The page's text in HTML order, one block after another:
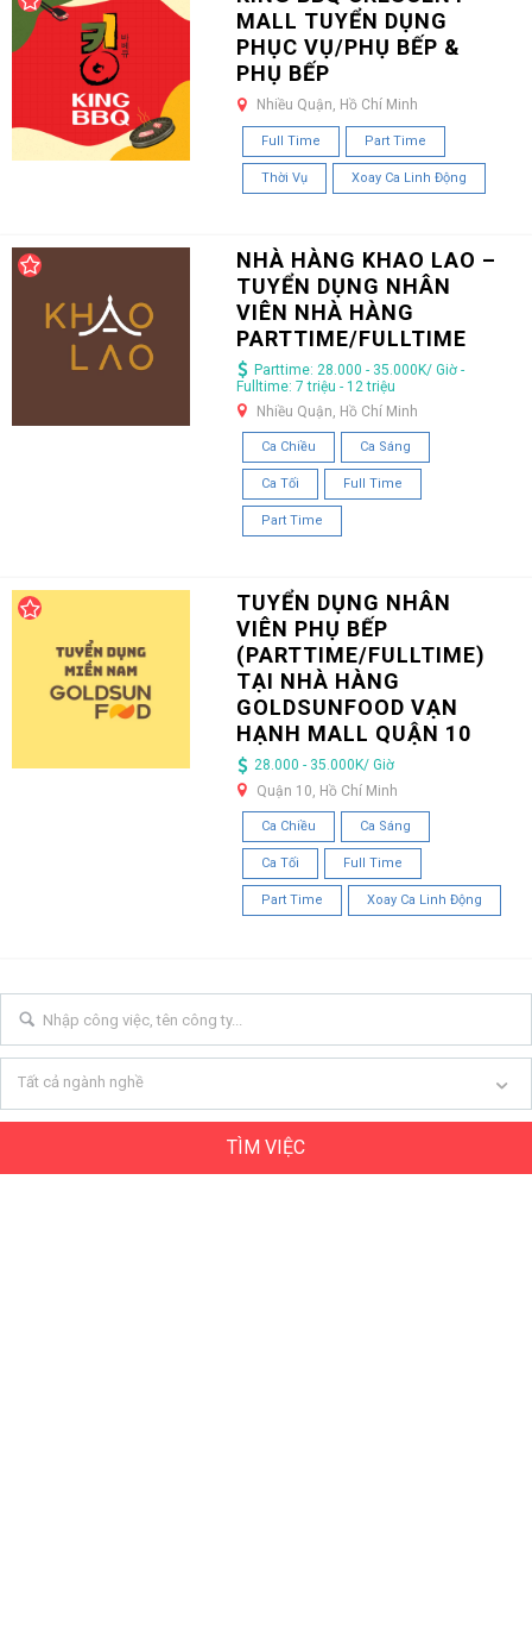
MALL TUYỂN DỤNG
PHỤC VỤ/PHỤ BẾP &
PHỤ BẾP
Nhiều Quận, Hồ Chí Minh
Full Time Part Time
Thời Vụ Xoay Ca Linh Động
NHÀ HÀNG KHAO LAO –
TUYỂN DỤNG NHÂN
VIÊN NHÀ HÀNG
PARTTIME/FULLTIME
Parttime: 28.000 - 35.000K/ Giờ -
Fulltime: 7 triệu - 12 triệu
Nhiều Quận, Hồ Chí Minh
Ca Chiều Ca Sáng
Ca Tối Full Time
Part Time
TUYỂN DỤNG NHÂN
VIÊN PHỤ BẾP
(PARTTIME/FULLTIME)
TẠI NHÀ HÀNG
GOLDSUNFOOD VẠN
HẠNH MALL QUẬN 10
28.000 - 35.000K/ Giờ
Quận 10, Hồ Chí Minh
Ca Chiều Ca Sáng
Ca Tối Full Time
Part Time Xoay Ca Linh Động
Tất cả ngành nghề